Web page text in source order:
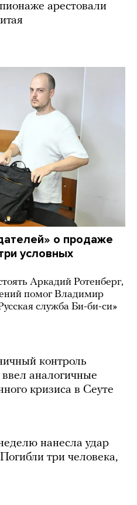
арестовали
о продаже
условных
Аркадий Ротенберг,
помог Владимир
служба Би-би-си»
контроль
аналогичные
кризиса в Сеуте
нанесла удар
три человека,